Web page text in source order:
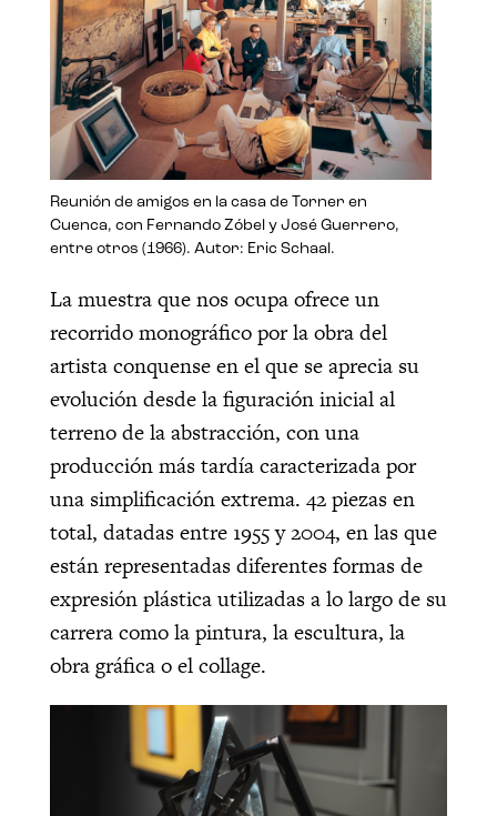
Reunión de amigos en la casa de Torner en
Cuenca, con Fernando Zóbel y José Guerrero,
entre otros (1966). Autor: Eric Schaal.
La muestra que nos ocupa ofrece un
recorrido monográfico por la obra del
artista conquense en el que se aprecia su
evolución desde la figuración inicial al
terreno de la abstracción, con una
producción más tardía caracterizada por
una simplificación extrema. 42 piezas en
total, datadas entre 1955 y 2004, en las que
están representadas diferentes formas de
expresión plástica utilizadas a lo largo de su
carrera como la pintura, la escultura, la
obra gráfica o el collage.